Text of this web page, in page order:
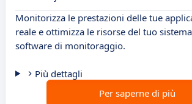
Monitorizza le prestazioni delle tue
reale e ottimizza le risorse del tuo
software di monitoraggio.
Più dettagli
Per saperne di più